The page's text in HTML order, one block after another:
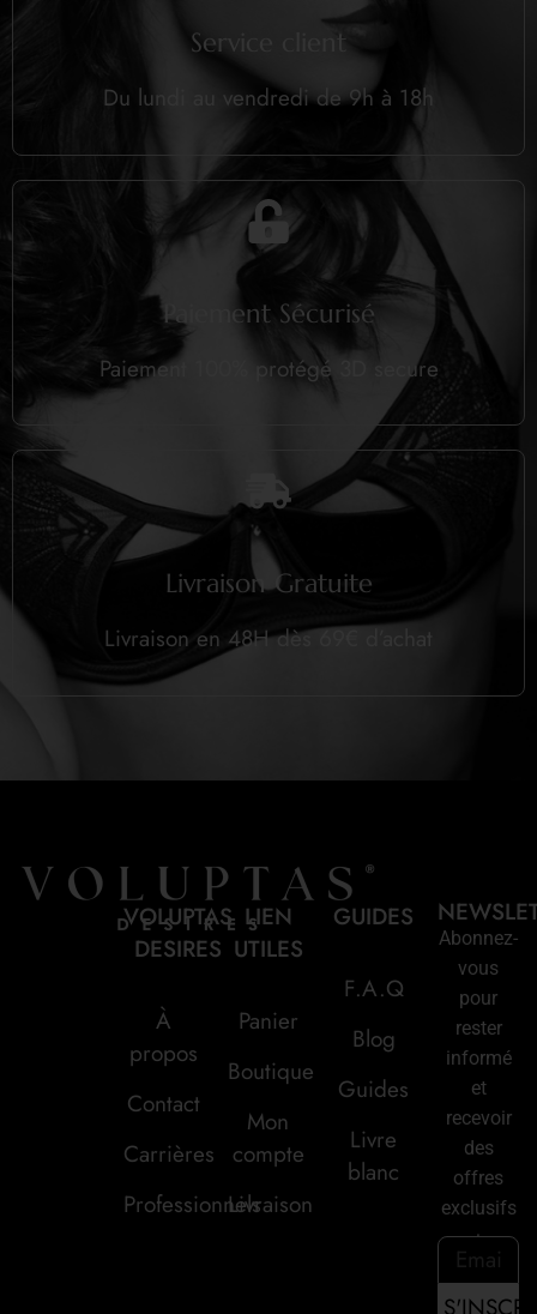
Service client
Du lundi au vendredi de 9h à 18h
Paiement Sécurisé
Paiement 100% protégé 3D secure
Livraison Gratuite
Livraison en 48H dès 69€ d’achat
VOLUPTAS
DESIRES
À
propos
Contact
Carrières
Professionnels
LIEN
UTILES
Panier
Boutique
Mon
compte
Livraison
GUIDES
F.A.Q
Blog
Guides
Livre
blanc
Abonnez-
vous
pour
rester
informé
et
recevoir
des
offres
exclusifs
: